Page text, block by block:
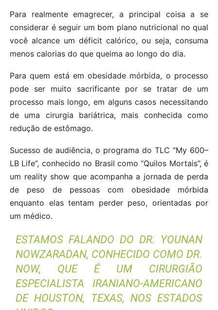
Para realmente emagrecer, a principal coisa a se
considerar é seguir um bom plano nutricional no qual
você alcance um déficit calórico, ou seja, consuma
menos calorias do que queima ao longo do dia.
Para quem está em obesidade mórbida, o processo
pode ser muito sacrificante por se tratar de um
processo mais longo, em alguns casos necessitando
de uma cirurgia bariátrica, mais conhecida como
redução de estômago.
Sucesso de audiência, o programa do TLC “My 600–
LB Life”, conhecido no Brasil como “Quilos Mortais”, é
um reality show que acompanha a jornada de perda
de peso de pessoas com obesidade mórbida
enquanto elas tentam perder peso, orientadas por
um médico.
ESTAMOS FALANDO DO DR. YOUNAN
NOWZARADAN, CONHECIDO COMO DR.
NOW, QUE É UM CIRURGIÃO
ESPECIALISTA IRANIANO-AMERICANO
DE HOUSTON, TEXAS, NOS ESTADOS